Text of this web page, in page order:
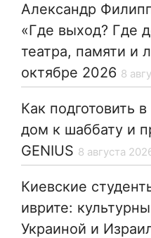
Александр
«Где выход? Где
театра, памяти и
октябре 2026 8
Как подготовить
дом к шаббату и
GENIUS 8 августа
Киевские
иврите:
Украиной и